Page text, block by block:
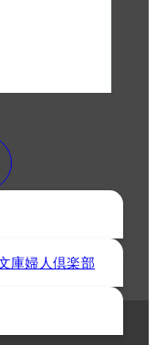
庫婦人倶楽部